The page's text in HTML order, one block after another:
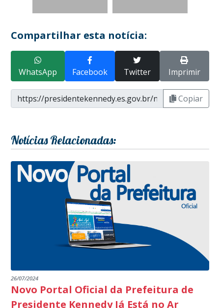
Compartilhar esta notícia:
WhatsApp Facebook Twitter Imprimir
Copiar
Notícias Relacionadas:
26/07/2024
Novo Portal Oficial da Prefeitura de
Presidente Kennedy Já Está no Ar